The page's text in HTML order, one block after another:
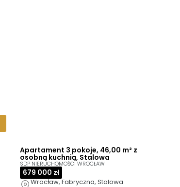
Apartament 3 pokoje, 46,00 m² z
osobną kuchnią, Stalowa
SDP NIERUCHOMOŚCI WROCŁAW
679 000 zł
Wrocław, Fabryczna, Stalowa